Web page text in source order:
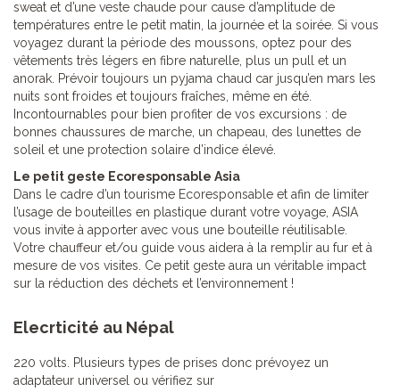
sweat et d’une veste chaude pour cause d’amplitude de
températures entre le petit matin, la journée et la soirée. Si vous
voyagez durant la période des moussons, optez pour des
vêtements très légers en fibre naturelle, plus un pull et un
anorak. Prévoir toujours un pyjama chaud car jusqu’en mars les
nuits sont froides et toujours fraîches, même en été.
Incontournables pour bien profiter de vos excursions : de
bonnes chaussures de marche, un chapeau, des lunettes de
soleil et une protection solaire d’indice élevé.
Le petit geste Ecoresponsable Asia
Dans le cadre d’un tourisme Ecoresponsable et afin de limiter
l’usage de bouteilles en plastique durant votre voyage, ASIA
vous invite à apporter avec vous une bouteille réutilisable.
Votre chauffeur et/ou guide vous aidera à la remplir au fur et à
mesure de vos visites. Ce petit geste aura un véritable impact
sur la réduction des déchets et l’environnement !
Elecrticité au Népal
220 volts. Plusieurs types de prises donc prévoyez un
adaptateur universel ou vérifiez sur